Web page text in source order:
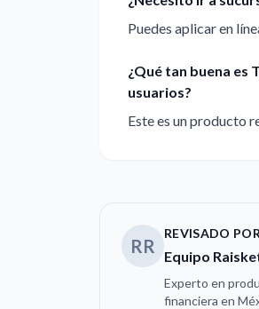
Puedes aplicar en
¿Qué tan buena es
usuarios?
Este es un producto
RR
REVISADO POR
Equipo
Experto en
financiera en